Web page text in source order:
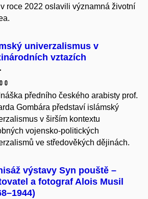
v roce 2022 oslavili významná životní
univerzalismus v
vztazích
předního českého arabisty prof.
Gombára představí islámský
v širším kontextu
vojensko-politických
ve středověkých dějinách.
výstavy Syn pouště –
a fotograf Alois Musil